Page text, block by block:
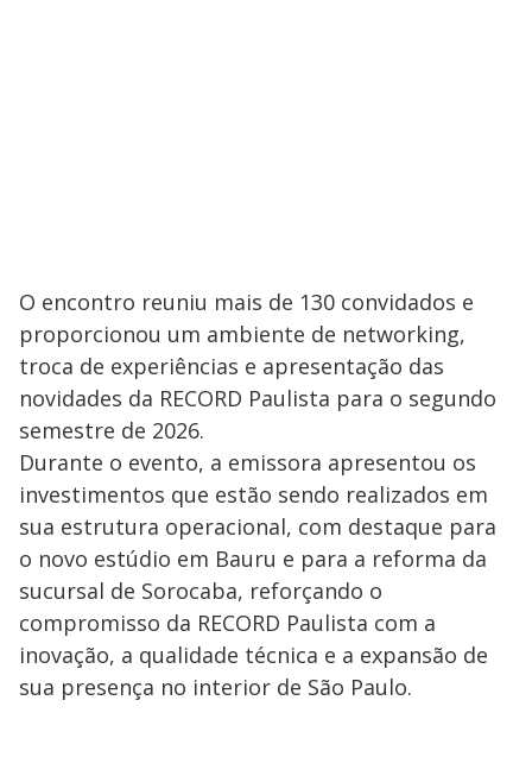
O encontro reuniu mais de 130 convidados e
proporcionou um ambiente de networking,
troca de experiências e apresentação das
novidades da RECORD Paulista para o segundo
semestre de 2026.
Durante o evento, a emissora apresentou os
investimentos que estão sendo realizados em
sua estrutura operacional, com destaque para
o novo estúdio em Bauru e para a reforma da
sucursal de Sorocaba, reforçando o
compromisso da RECORD Paulista com a
inovação, a qualidade técnica e a expansão de
sua presença no interior de São Paulo.